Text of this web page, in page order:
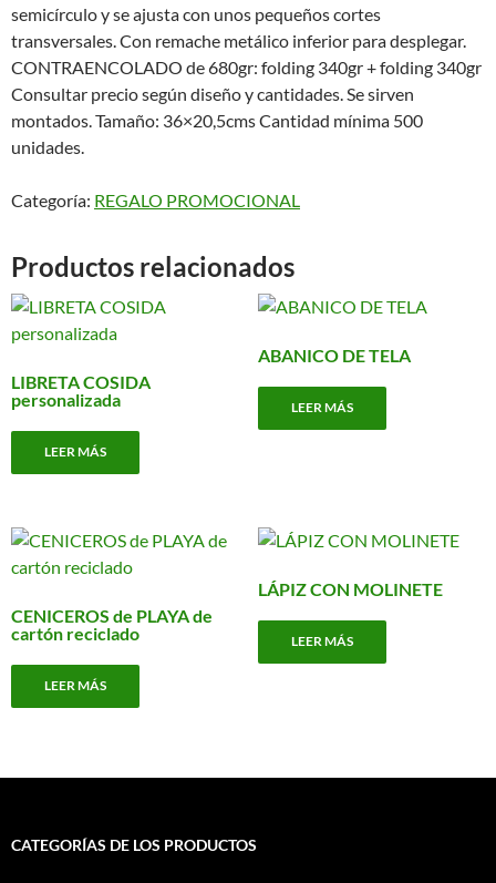
semicírculo y se ajusta con unos pequeños cortes
transversales. Con remache metálico inferior para desplegar.
CONTRAENCOLADO de 680gr: folding 340gr + folding 340gr
Consultar precio según diseño y cantidades. Se sirven
montados. Tamaño: 36×20,5cms Cantidad mínima 500
unidades.
Categoría: REGALO PROMOCIONAL
Productos relacionados
LIBRETA COSIDA
personalizada
LEER MÁS
ABANICO DE TELA
LEER MÁS
CENICEROS de PLAYA de
cartón reciclado
LEER MÁS
LÁPIZ CON MOLINETE
LEER MÁS
CATEGORÍAS DE LOS PRODUCTOS